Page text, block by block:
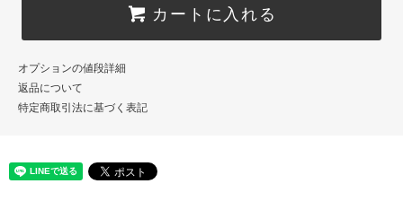
カートに入れる
オプションの値段詳細
返品について
特定商取引法に基づく表記